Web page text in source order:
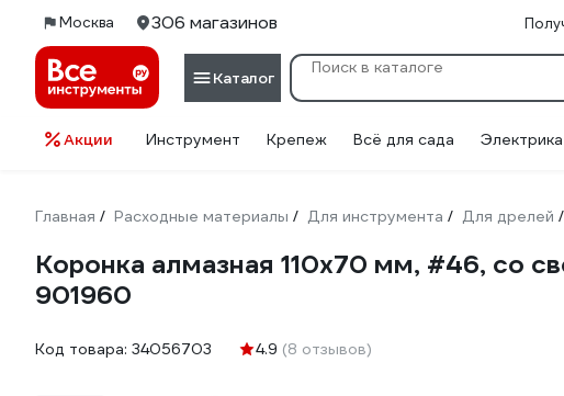
Москва 306 магазинов
Каталог
Акции Инструмент Крепеж Всё для сада Электрика
Главная / Расходные материалы / Для инструмента / Для дрелей /
Коронка алмазная 110x70 мм, #46, со
901960
Код товара: 34056703 4.9 (8 отзывов)